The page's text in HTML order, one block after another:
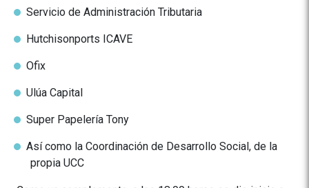
Servicio de Administración Tributaria
Hutchisonports ICAVE
Ofix
Ulúa Capital
Super Papelería Tony
Así como la Coordinación de Desarrollo Social, de la
propia UCC